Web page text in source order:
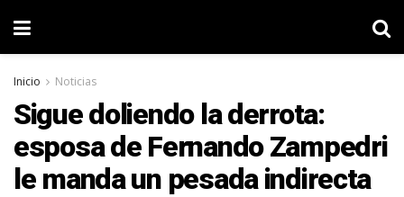
Inicio Noticias
Sigue doliendo la derrota:
esposa de Fernando Zampedri
le manda un pesada indirecta